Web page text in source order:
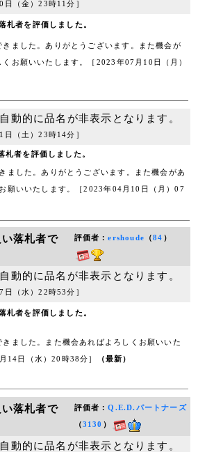
日（金）23時11分］
札者を評価しました。
きました。ありがとうございます。また機会が
くお願いいたします。［2023年07月10日（月）
動的に品名が非表示となります。
日（土）23時14分］
札者を評価しました。
ました。ありがとうございます。また機会があ
願いいたします。［2023年04月10日（月）07
落札者で
評価者：ershoude （84 ）
動的に品名が非表示となります。
日（水）22時53分］
札者を評価しました。
きました。また機会あればよろしくお願いいた
14日（水）20時38分］ （最新）
落札者で
評価者：Q.E.D.パートナーズ
（3130 ）
動的に品名が非表示となります。